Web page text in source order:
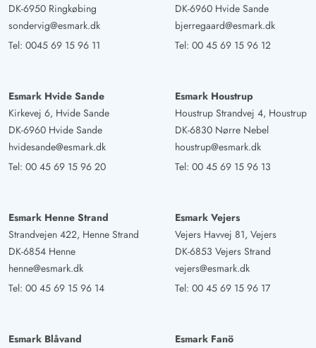
DK-6950 Ringkøbing
sondervig@esmark.dk
Tel: 0045 69 15 96 11
DK-6960 Hvide Sande
bjerregaard@esmark.dk
Tel: 00 45 69 15 96 12
Esmark Hvide Sande
Kirkevej 6, Hvide Sande
DK-6960 Hvide Sande
hvidesande@esmark.dk
Tel: 00 45 69 15 96 20
Esmark Houstrup
Houstrup Strandvej 4, Houstrup
DK-6830 Nørre Nebel
houstrup@esmark.dk
Tel: 00 45 69 15 96 13
Esmark Henne Strand
Strandvejen 422, Henne Strand
DK-6854 Henne
henne@esmark.dk
Tel: 00 45 69 15 96 14
Esmark Vejers
Vejers Havvej 81, Vejers
DK-6853 Vejers Strand
vejers@esmark.dk
Tel: 00 45 69 15 96 17
Esmark Blåvand
Esmark Fanö